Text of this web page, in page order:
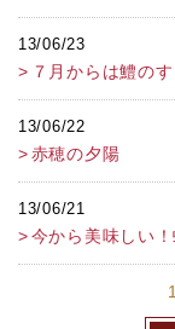
13/06/23
７月からは鱧の
13/06/22
赤穂の夕陽
13/06/21
今から美味しい